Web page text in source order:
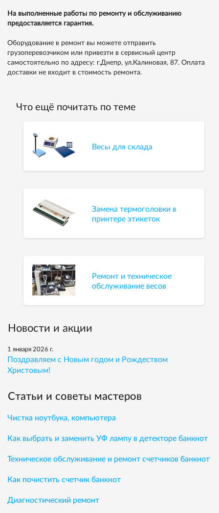
На выполненные работы по ремонту и обслуживанию
предоставляется гарантия.
Оборудование в ремонт вы можете отправить
грузоперевозчиком или привезти в сервисный центр
самостоятельно по адресу: г.Днепр, ул.Калиновая, 87. Оплата
доставки не входит в стоимость ремонта.
Что ещё почитать по теме
Весы для склада
Замена термоголовки в
принтере этикеток
Ремонт и техническое
обслуживание весов
Новости и акции
1 января 2026 г.
Поздравляем с Новым годом и Рождеством
Христовым!
Статьи и советы мастеров
Чистка ноутбука, компьютера
Как выбрать и заменить УФ лампу в детекторе банкнот
Техническое обслуживание и ремонт счетчиков банкнот
Как почистить счетчик банкнот
Диагностический ремонт